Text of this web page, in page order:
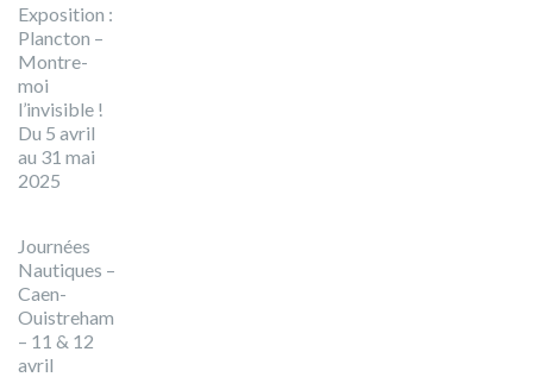
Exposition :
Plancton –
Montre-
moi
l’invisible !
Du 5 avril
au 31 mai
2025
Journées
Nautiques –
Caen-
Ouistreham
– 11 & 12
avril